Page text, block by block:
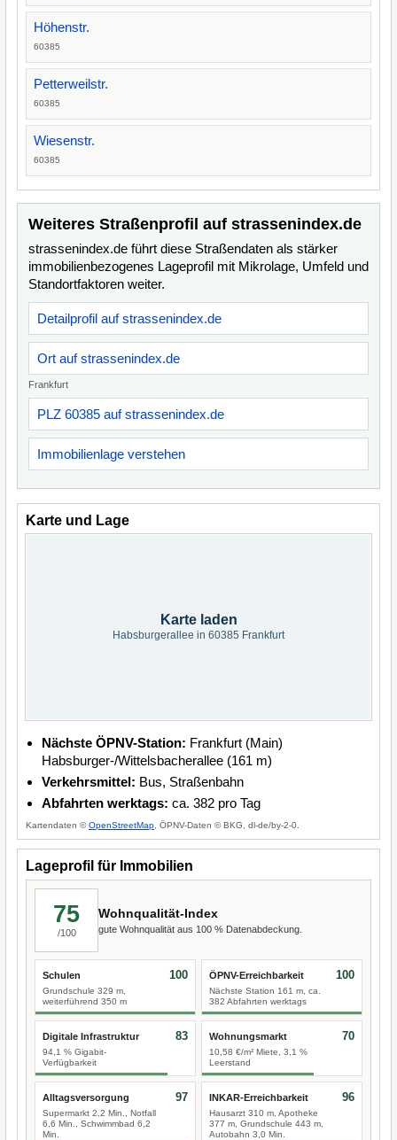
Höhenstr.
60385
Petterweilstr.
60385
Wiesenstr.
60385
Weiteres Straßenprofil auf strassenindex.de
strassenindex.de führt diese Straßendaten als stärker
immobilienbezogenes Lageprofil mit Mikrolage, Umfeld und
Standortfaktoren weiter.
Detailprofil auf strassenindex.de
Ort auf strassenindex.de
Frankfurt
PLZ 60385 auf strassenindex.de
Immobilienlage verstehen
Karte und Lage
Karte laden
Habsburgerallee in 60385 Frankfurt
Nächste ÖPNV-Station: Frankfurt (Main)
Habsburger-/Wittelsbacherallee (161 m)
Verkehrsmittel: Bus, Straßenbahn
Abfahrten werktags: ca. 382 pro Tag
Kartendaten ©OpenStreetMap , ÖPNV-Daten © BKG, dl-de/by-2-0.
Lageprofil für Immobilien
75
/100
Wohnqualität-Index
gute Wohnqualität aus 100 % Datenabdeckung.
Schulen
Grundschule 329 m,
weiterführend 350 m
100 ÖPNV-Erreichbarkeit
Nächste Station 161 m, ca.
382 Abfahrten werktags
100
Digitale Infrastruktur
94,1 % Gigabit-
Verfügbarkeit
83 Wohnungsmarkt
10,58 €/m² Miete, 3,1 %
Leerstand
70
Alltagsversorgung
Supermarkt 2,2 Min., Notfall
6,6 Min., Schwimmbad 6,2
Min.
97 INKAR-Erreichbarkeit
Hausarzt 310 m, Apotheke
377 m, Grundschule 443 m,
Autobahn 3,0 Min.
96